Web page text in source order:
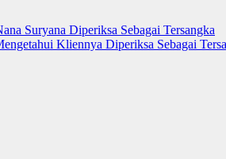
Suryana Diperiksa Sebagai Tersangka
Kliennya Diperiksa Sebagai